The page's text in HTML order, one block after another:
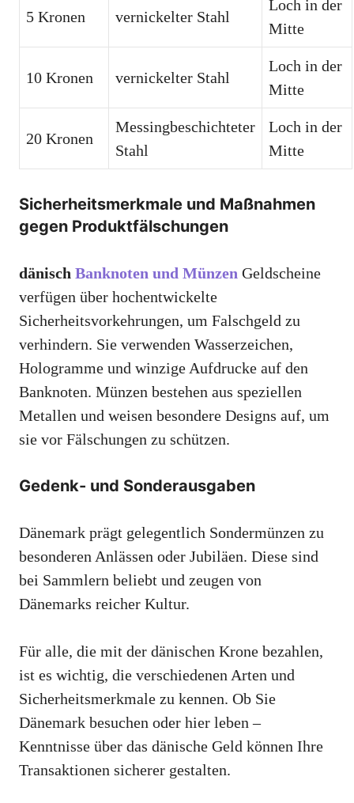
5 Kronen vernickelter Stahl
Loch in der
Mitte
10 Kronen vernickelter Stahl
Loch in der
Mitte
20 Kronen
Messingbeschichteter
Stahl
Loch in der
Mitte
Sicherheitsmerkmale und Maßnahmen
gegen Produktfälschungen
dänisch Banknoten und Münzen Geldscheine
verfügen über hochentwickelte
Sicherheitsvorkehrungen, um Falschgeld zu
verhindern. Sie verwenden Wasserzeichen,
Hologramme und winzige Aufdrucke auf den
Banknoten. Münzen bestehen aus speziellen
Metallen und weisen besondere Designs auf, um
sie vor Fälschungen zu schützen.
Gedenk- und Sonderausgaben
Dänemark prägt gelegentlich Sondermünzen zu
besonderen Anlässen oder Jubiläen. Diese sind
bei Sammlern beliebt und zeugen von
Dänemarks reicher Kultur.
Für alle, die mit der dänischen Krone bezahlen,
ist es wichtig, die verschiedenen Arten und
Sicherheitsmerkmale zu kennen. Ob Sie
Dänemark besuchen oder hier leben –
Kenntnisse über das dänische Geld können Ihre
Transaktionen sicherer gestalten.